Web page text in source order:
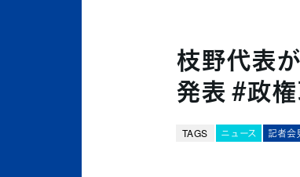
枝野代表
発表 #政
TAGS ニュース 記者会